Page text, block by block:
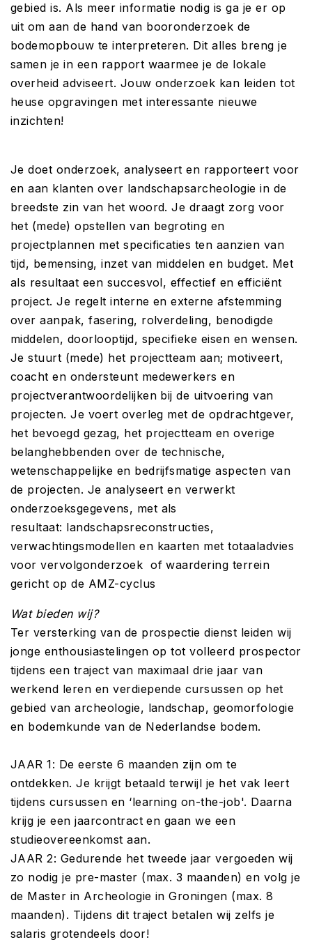
gebied is. Als meer informatie nodig is ga je er op
uit om aan de hand van booronderzoek de
bodemopbouw te interpreteren. Dit alles breng je
samen je in een rapport waarmee je de lokale
overheid adviseert. Jouw onderzoek kan leiden tot
heuse opgravingen met interessante nieuwe
inzichten!
Je doet onderzoek, analyseert en rapporteert voor
en aan klanten over landschapsarcheologie in de
breedste zin van het woord. Je draagt zorg voor
het (mede) opstellen van begroting en
projectplannen met specificaties ten aanzien van
tijd, bemensing, inzet van middelen en budget. Met
als resultaat een succesvol, effectief en efficiënt
project. Je regelt interne en externe afstemming
over aanpak, fasering, rolverdeling, benodigde
middelen, doorlooptijd, specifieke eisen en wensen.
Je stuurt (mede) het projectteam aan; motiveert,
coacht en ondersteunt medewerkers en
projectverantwoordelijken bij de uitvoering van
projecten. Je voert overleg met de opdrachtgever,
het bevoegd gezag, het projectteam en overige
belanghebbenden over de technische,
wetenschappelijke en bedrijfsmatige aspecten van
de projecten. Je analyseert en verwerkt
onderzoeksgegevens, met als
resultaat: landschapsreconstructies,
verwachtingsmodellen en kaarten met totaaladvies
voor vervolgonderzoek of waardering terrein
gericht op de AMZ-cyclus
Wat bieden wij?
Ter versterking van de prospectie dienst leiden wij
jonge enthousiastelingen op tot volleerd prospector
tijdens een traject van maximaal drie jaar van
werkend leren en verdiepende cursussen op het
gebied van archeologie, landschap, geomorfologie
en bodemkunde van de Nederlandse bodem.
JAAR 1: De eerste 6 maanden zijn om te
ontdekken. Je krijgt betaald terwijl je het vak leert
tijdens cursussen en ‘learning on-the-job'. Daarna
krijg je een jaarcontract en gaan we een
studieovereenkomst aan.
JAAR 2: Gedurende het tweede jaar vergoeden wij
zo nodig je pre-master (max. 3 maanden) en volg je
de Master in Archeologie in Groningen (max. 8
maanden). Tijdens dit traject betalen wij zelfs je
salaris grotendeels door!